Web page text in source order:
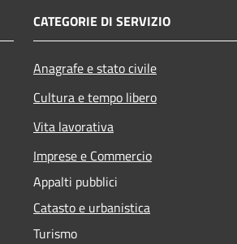
CATEGORIE DI SERVIZIO
Anagrafe e stato civile
Cultura e tempo libero
Vita lavorativa
Imprese e Commercio
Appalti pubblici
Catasto e urbanistica
Turismo